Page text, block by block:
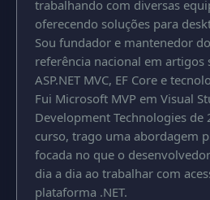
trabalhando com diversas
oferecendo soluções para
Sou fundador e mantenedor
referência nacional em artigos
ASP.NET MVC, EF Core e
Fui Microsoft MVP em Visual
Development Technologies de
curso, trago uma abordagem
focada no que o
dia a dia ao trabalhar com
plataforma .NET.